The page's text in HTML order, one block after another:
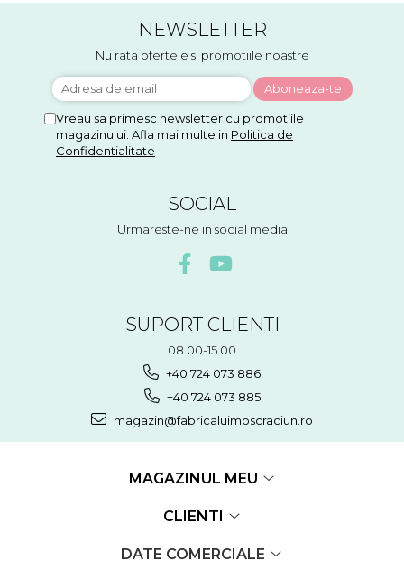
NEWSLETTER
Nu rata ofertele si promotiile noastre
Vreau sa primesc newsletter cu promotiile
magazinului. Afla mai multe in Politica de
Confidentialitate
SOCIAL
Urmareste-ne in social media
SUPORT CLIENTI
08.00-15.00
+40 724 073 886
+40 724 073 885
magazin@fabricaluimoscraciun.ro
MAGAZINUL MEU
CLIENTI
DATE COMERCIALE